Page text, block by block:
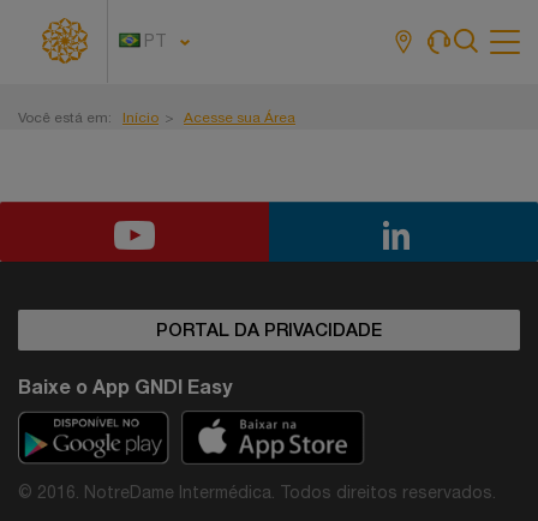
PT
Você está em: Início Acesse sua Área
PORTAL DA PRIVACIDADE
Baixe o App GNDI Easy
© 2016. NotreDame Intermédica. Todos direitos reservados.